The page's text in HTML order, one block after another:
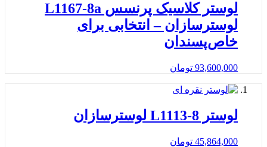
لوستر کلاسیک پرنسس L1167-8a
لوسترسازان – انتخابی برای
خاص‌پسندان
93,600,000 تومان
لوستر L1113-8 لوسترسازان
45,864,000 تومان